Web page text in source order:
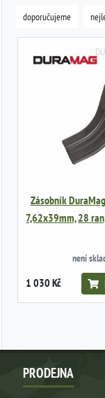
doporučujeme
Zásobník
7,62x39mm, 28
není
1 030 Kč
PRODEJNA